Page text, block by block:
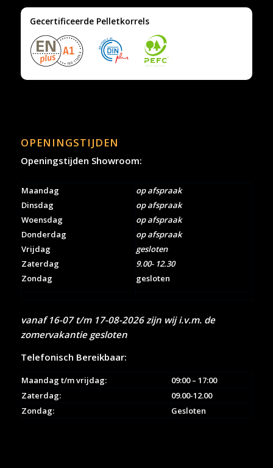
Gecertificeerde Pelletkorrels
OPENINGSTIJDEN
Openingstijden Showroom:
Maandag
Dinsdag
Woensdag
Donderdag
Vrijdag
Zaterdag
Zondag
op afspraak
op afspraak
op afspraak
op afspraak
gesloten
9.00- 12.30
gesloten
vanaf 16-07 t/m 17-08-2026 zijn wij i.v.m. de
zomervakantie gesloten
Telefonisch Bereikbaar:
Maandag t/m vrijdag:
09:00 – 17:00
Zaterdag:
09.00-12.00
Zondag:
Gesloten